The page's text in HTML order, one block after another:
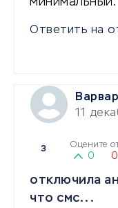
Ответить на
11
3 Оцените
0 0
отключила
что смс...